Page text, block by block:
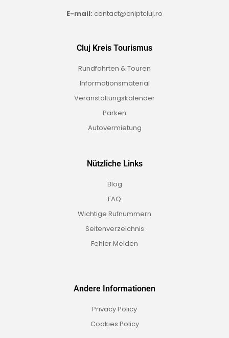
E-mail: contact@cniptcluj.ro
Cluj Kreis Tourismus
Rundfahrten & Touren
Informationsmaterial
Veranstaltungskalender
Parken
Autovermietung
Nützliche Links
Blog
FAQ
Wichtige Rufnummern
Seitenverzeichnis
Fehler Melden
Andere Informationen
Privacy Policy
Cookies Policy